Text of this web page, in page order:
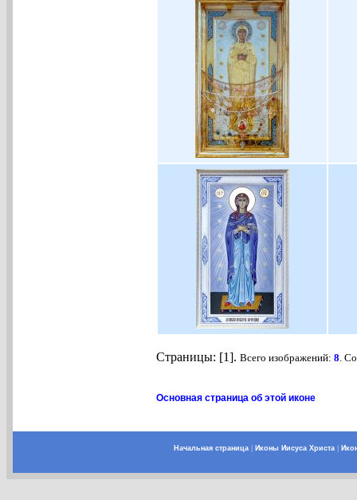
Страницы: [1]. Всего изображений: 8.
Основная страница об этой иконе
Начальная страница| Иконы Иисуса Христа|